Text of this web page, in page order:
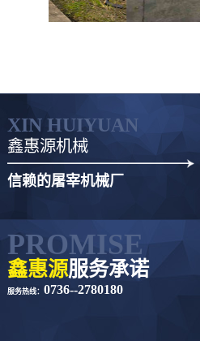
XIN HUIYUAN
鑫惠源机械
信赖的屠宰机械厂
PROMISE
鑫惠源服务承诺
服务热线： 0736--2780180